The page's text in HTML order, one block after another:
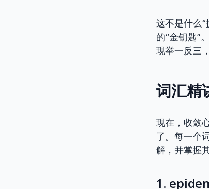
这不是什么“
的“金钥匙”
现举一反三
词汇精
现在，收敛
了。每一个
解，并掌握
1.